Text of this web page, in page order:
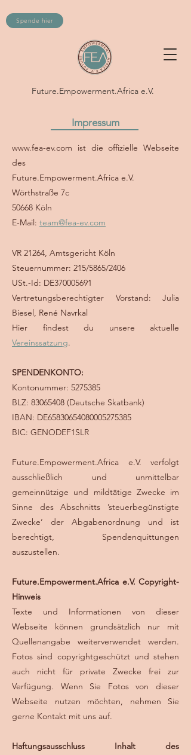
Spende hier
Future.Empowerment.Africa e.V.
Impressum
www.fea-ev.com ist die offizielle Webseite
des
Future.Empowerment.Africa e.V.
Wörthstraße 7c
50668 Köln
E-Mail: team@fea-ev.com
VR 21264, Amtsgericht Köln
Steuernummer: 215/5865/2406
USt.-Id: DE370005691
Vertretungsberechtigter Vorstand: Julia
Biesel, René Navrkal
Hier findest du unsere aktuelle
Vereinssatzung.
SPENDENKONTO:
Kontonummer: 5275385
BLZ: 83065408 (Deutsche Skatbank)
IBAN: DE65830654080005275385
BIC: GENODEF1SLR
Future.Empowerment.Africa e.V. verfolgt
ausschließlich und unmittelbar
gemeinnützige und mildtätige Zwecke im
Sinne des Abschnitts ’steuerbegünstigte
Zwecke‘ der Abgabenordnung und ist
berechtigt, Spendenquittungen
auszustellen.
Future.Empowerment.Africa e.V. Copyright-
Hinweis
Texte und Informationen von dieser
Webseite können grundsätzlich nur mit
Quellenangabe weiterverwendet werden.
Fotos sind copyrightgeschützt und stehen
auch nicht für private Zwecke frei zur
Verfügung. Wenn Sie Fotos von dieser
Webseite nutzen möchten, nehmen Sie
gerne Kontakt mit uns auf.
Haftungsausschluss Inhalt des